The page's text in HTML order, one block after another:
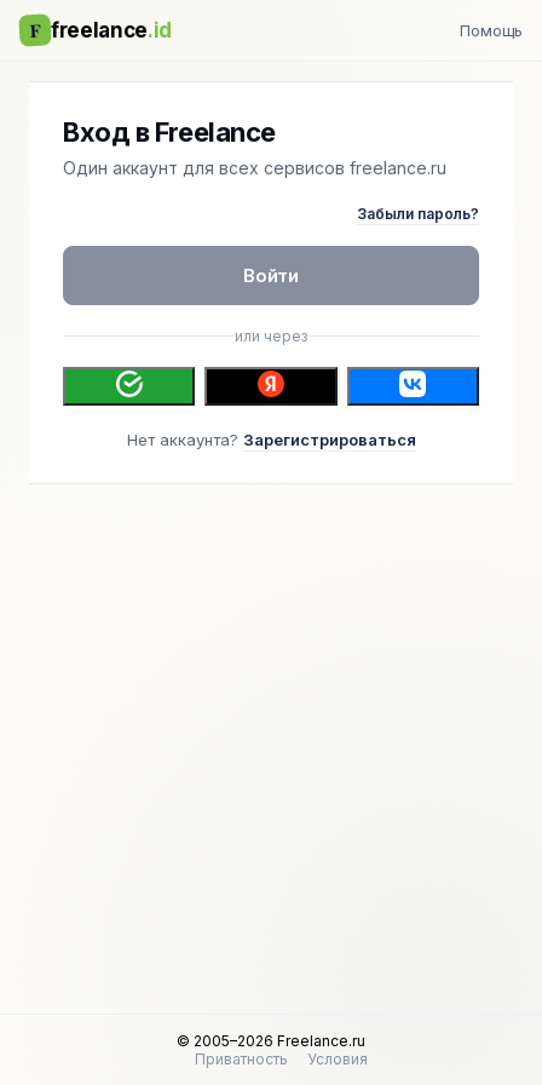
F freelance.id Помощь
Вход в Freelance
Один аккаунт для всех сервисов freelance.ru
Забыли пароль?
Войти
или через
Нет аккаунта? Зарегистрироваться
© 2005–2026 Freelance.ru
Приватность
Условия